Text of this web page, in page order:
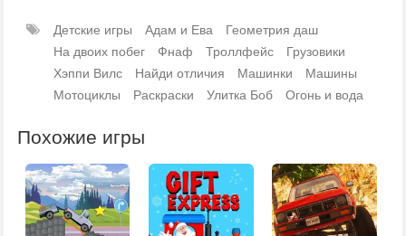
Детские игры Адам и Ева
Геометрия даш
На двоих побег
Фнаф Троллфейс
Грузовики
Хэппи Вилс
Найди отличия Машинки
Машины
Мотоциклы
Раскраски Улитка Боб Огонь и вода
Похожие игры